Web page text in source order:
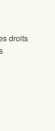
droits